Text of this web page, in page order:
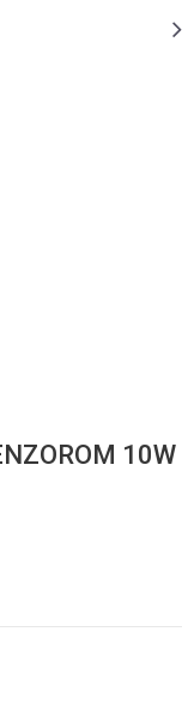
10W